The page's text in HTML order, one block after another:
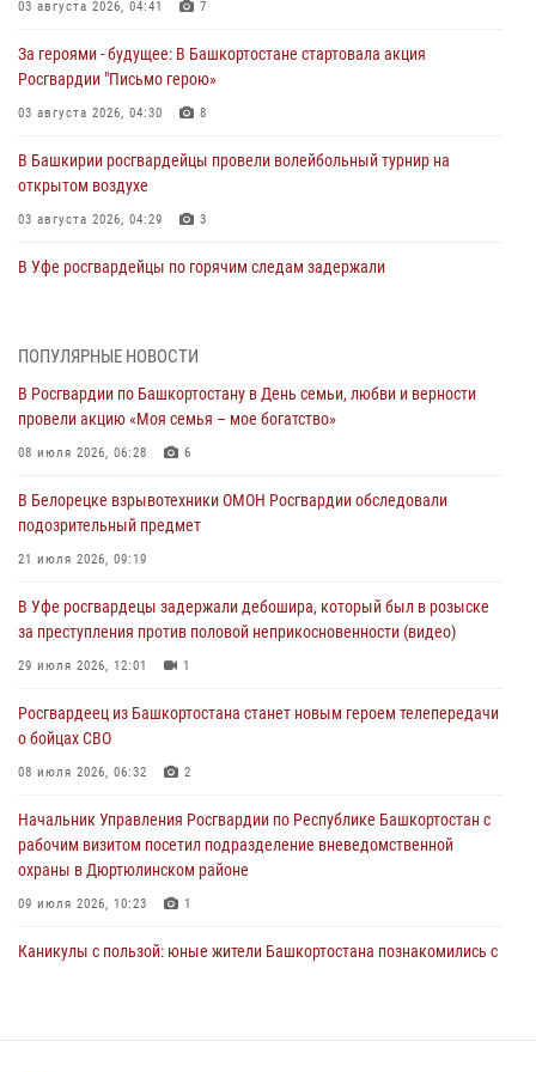
03 августа 2026, 04:41 7
За героями - будущее: В Башкортостане стартовала акция
Росгвардии "Письмо герою»
03 августа 2026, 04:30 8
В Башкирии росгвардейцы провели волейбольный турнир на
открытом воздухе
03 августа 2026, 04:29 3
В Уфе росгвардейцы по горячим следам задержали
Башкортостана ответил на вопросы граждан
30 июля 2026, 12:54
за преступления против половой неприкосновенности (видео)
29 июля 2026, 12:01
Башкортостана проведет прямую линию
29 июля 2026, 10:52
Росгвардию
29 июля 2026, 04:15
ПОПУЛЯРНЫЕ НОВОСТИ
В Росгвардии по Башкортостану в День семьи, любви и верности
провели акцию «Моя семья – мое богатство»
08 июля 2026, 06:28 6
В Белорецке взрывотехники ОМОН Росгвардии обследовали
подозрительный предмет
21 июля 2026, 09:19
В Уфе росгвардецы задержали дебошира, который был в розыске
за преступления против половой неприкосновенности (видео)
29 июля 2026, 12:01 1
Росгвардеец из Башкортостана станет новым героем телепередачи
о бойцах СВО
08 июля 2026, 06:32 2
Начальник Управления Росгвардии по Республике Башкортостан с
рабочим визитом посетил подразделение вневедомственной
охраны в Дюртюлинском районе
09 июля 2026, 10:23 1
Каникулы с пользой: юные жители Башкортостана познакомились с